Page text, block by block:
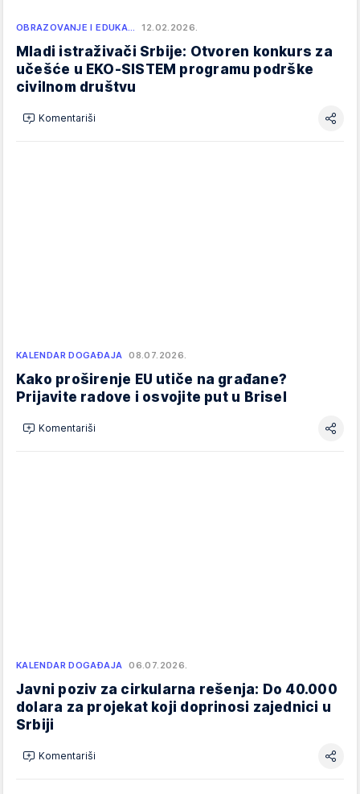
OBRAZOVANJE I EDUKA… 12.02.2026.
Mladi istraživači Srbije: Otvoren konkurs za
učešće u EKO-SISTEM programu podrške
civilnom društvu
Komentariši
KALENDAR DOGAĐAJA 08.07.2026.
Kako proširenje EU utiče na građane?
Prijavite radove i osvojite put u Brisel
Komentariši
KALENDAR DOGAĐAJA 06.07.2026.
Javni poziv za cirkularna rešenja: Do 40.000
dolara za projekat koji doprinosi zajednici u
Srbiji
Komentariši